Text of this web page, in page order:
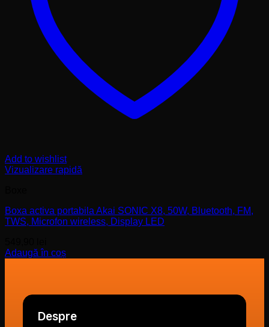
Add to wishlist
Vizualizare rapidă
Boxa activa portabila Akai SONIC X8, 50W, Bluetooth, FM,
TWS, Microfon wireless, Display LED
Adaugă în coș
Despre